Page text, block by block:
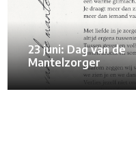
23 juni: Dag van de
Mantelzorger